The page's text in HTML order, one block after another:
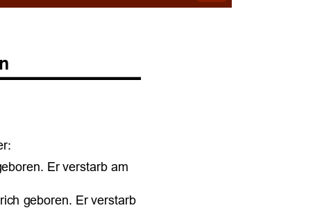



